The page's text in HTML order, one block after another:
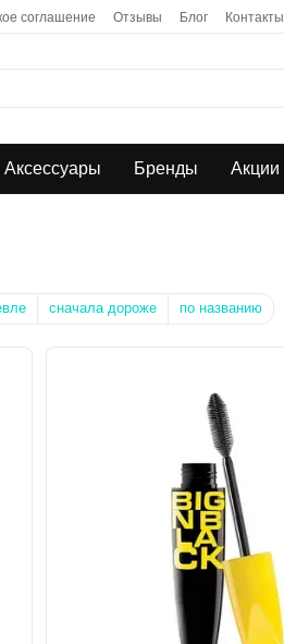
соглашение Отзывы Блог Контакты
Аксессуары Бренды Акции
сначала дороже по названию